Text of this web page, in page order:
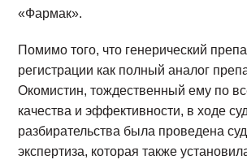
«Фармак».
Помимо того, что генерический
регистрации как полный аналог
Окомистин, тождественный ему по
качества и эффективности, в ходе
разбирательства была проведена
экспертиза, которая также